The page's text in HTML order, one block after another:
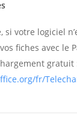
si votre logiciel
fiches avec le
gratuit
fr/